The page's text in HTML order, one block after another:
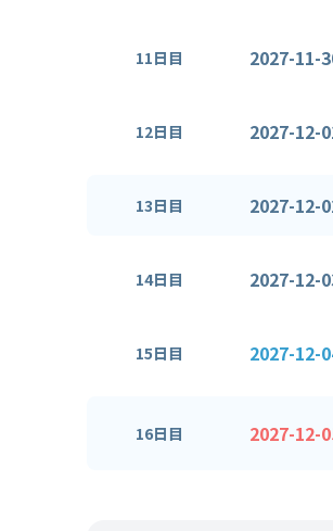
11日目 2027-11-
12日目 2027-12-
13日目 2027-12-
14日目 2027-12-
15日目 2027-12-
16日目 2027-12-